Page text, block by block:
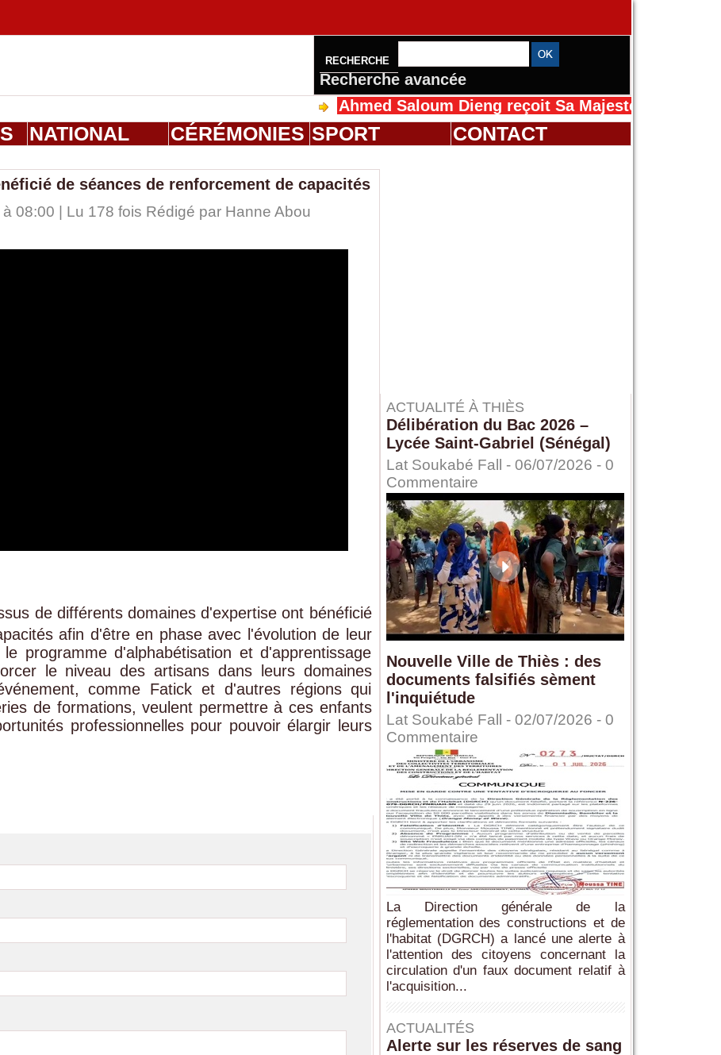
RECHERCHE
Recherche avancée
Ahmed Saloum Dieng reçoit Sa Majesté Mansah Cissé
NATIONAL CÉRÉMONIES SPORT CONTACT
de séances de renforcement de capacités
08:00 | Lu 178 fois Rédigé par Hanne Abou
de différents domaines d'expertise ont bénéficié
afin d'être en phase avec l'évolution de leur
programme d'alphabétisation et d'apprentissage
le niveau des artisans dans leurs domaines
comme Fatick et d'autres régions qui
de formations, veulent permettre à ces enfants
professionnelles pour pouvoir élargir leurs
ACTUALITÉ À THIÈS
Délibération du Bac 2026 –
Lycée Saint-Gabriel (Sénégal)
Lat Soukabé Fall - 06/07/2026 - 0
Commentaire
Nouvelle Ville de Thiès : des
documents falsifiés sèment
l'inquiétude
Lat Soukabé Fall - 02/07/2026 - 0
Commentaire
La Direction générale de la
réglementation des constructions et de
l'habitat (DGRCH) a lancé une alerte à
l'attention des citoyens concernant la
circulation d'un faux document relatif à
l'acquisition...
ACTUALITÉS
Alerte sur les réserves de sang